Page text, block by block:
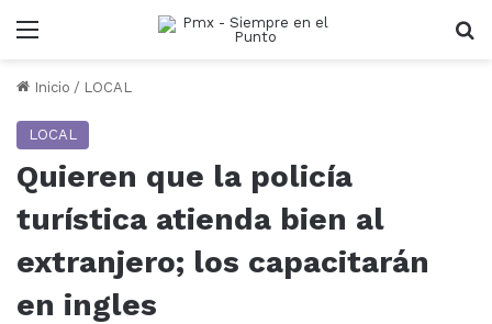
Menu
Inicio / LOCAL
LOCAL
Quieren que la policía
turística atienda bien al
extranjero; los capacitarán
en ingles